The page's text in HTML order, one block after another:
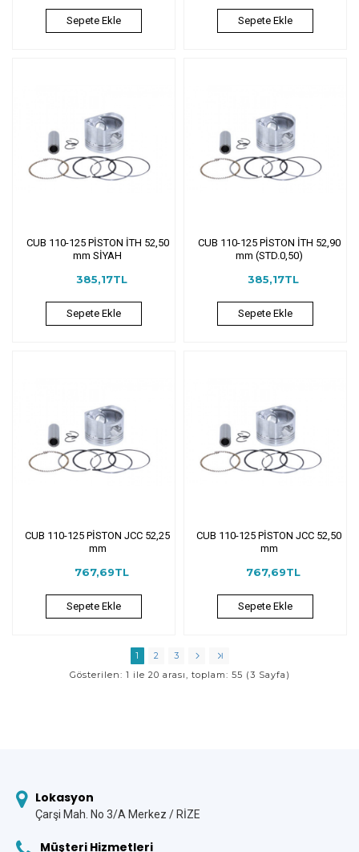
Sepete Ekle Sepete Ekle
CUB 110-125 PİSTON İTH 52,50
mm SİYAH
385,17TL
Sepete Ekle
CUB 110-125 PİSTON İTH 52,90
mm (STD.0,50)
385,17TL
Sepete Ekle
CUB 110-125 PİSTON JCC 52,25
mm
767,69TL
Sepete Ekle
CUB 110-125 PİSTON JCC 52,50
mm
767,69TL
Sepete Ekle
1 2
3
Gösterilen: 1 ile 20 arası, toplam: 55 (3 Sayfa)
Lokasyon
Çarşi Mah. No 3/A Merkez / RİZE
Müşteri Hizmetleri